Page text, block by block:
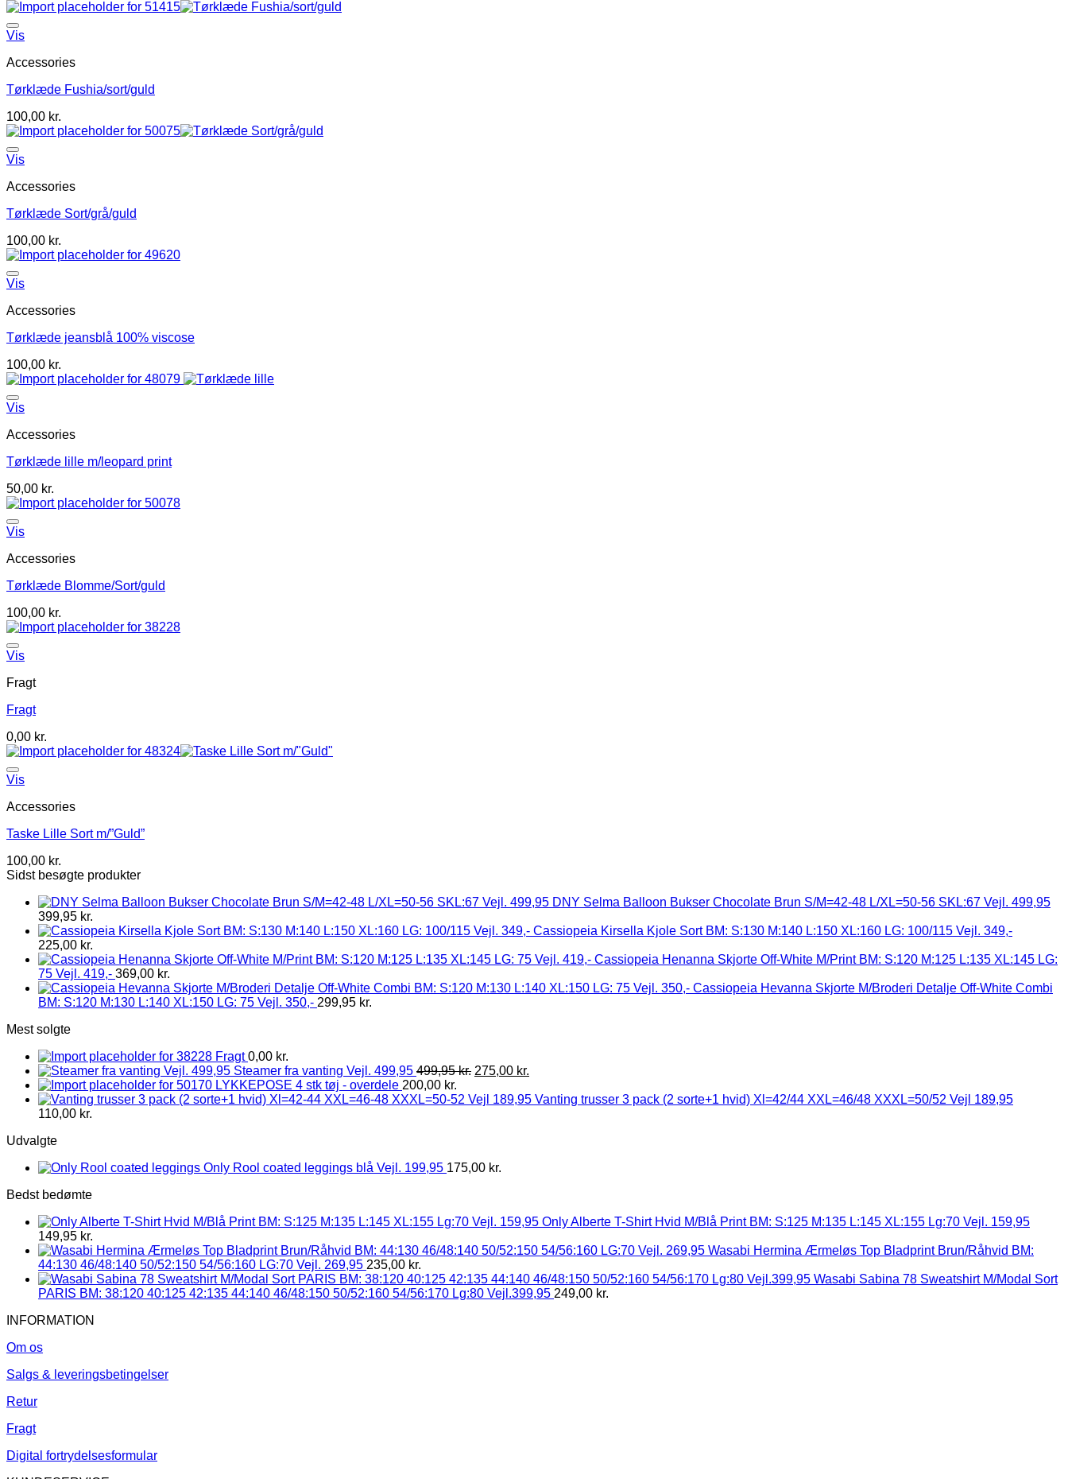
Vis
Accessories
Tørklæde Fushia/sort/guld
100,00 kr.
Vis
Accessories
Tørklæde Sort/grå/guld
100,00 kr.
Vis
Accessories
Tørklæde jeansblå 100% viscose
100,00 kr.
Vis
Accessories
Tørklæde lille m/leopard print
50,00 kr.
Vis
Accessories
Tørklæde Blomme/Sort/guld
100,00 kr.
Vis
Fragt
Fragt
0,00 kr.
Vis
Accessories
Taske Lille Sort m/”Guld”
100,00 kr.
Sidst besøgte produkter
DNY Selma Balloon Bukser Chocolate Brun S/M=42-48 L/XL=50-56 SKL:67 Vejl. 499,95
399,95 kr.
Cassiopeia Kirsella Kjole Sort BM: S:130 M:140 L:150 XL:160 LG: 100/115 Vejl. 349,-
225,00 kr.
Cassiopeia Henanna Skjorte Off-White M/Print BM: S:120 M:125 L:135 XL:145 LG:
75 Vejl. 419,- 369,00 kr.
Cassiopeia Hevanna Skjorte M/Broderi Detalje Off-White Combi
BM: S:120 M:130 L:140 XL:150 LG: 75 Vejl. 350,- 299,95 kr.
Mest solgte
Fragt 0,00 kr.
Steamer fra vanting Vejl. 499,95 499,95kr. 275,00 kr.
LYKKEPOSE 4 stk tøj - overdele 200,00 kr.
Vanting trusser 3 pack (2 sorte+1 hvid) Xl=42/44 XXL=46/48 XXXL=50/52 Vejl 189,95
110,00 kr.
Udvalgte
Only Rool coated leggings blå Vejl. 199,95 175,00 kr.
Bedst bedømte
Only Alberte T-Shirt Hvid M/Blå Print BM: S:125 M:135 L:145 XL:155 Lg:70 Vejl. 159,95
149,95 kr.
Wasabi Hermina Ærmeløs Top Bladprint Brun/Råhvid BM:
44:130 46/48:140 50/52:150 54/56:160 LG:70 Vejl. 269,95 235,00 kr.
Wasabi Sabina 78 Sweatshirt M/Modal Sort
PARIS BM: 38:120 40:125 42:135 44:140 46/48:150 50/52:160 54/56:170 Lg:80 Vejl.399,95 249,00 kr.
INFORMATION
Om os
Salgs & leveringsbetingelser
Retur
Fragt
Digital fortrydelsesformular